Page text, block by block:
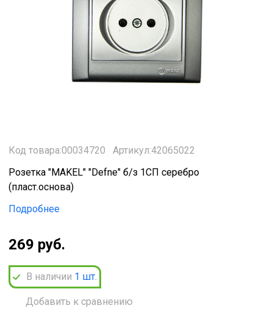
Код товара:00034720
Артикул:42065022
Розетка "MAKEL" "Defne" б/з 1СП серебро
(пласт.основа)
Подробнее
269 руб.
В наличии 1 шт.
Добавить к сравнению